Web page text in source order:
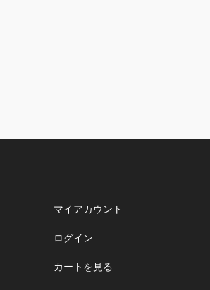
マイアカウント
ログイン
カートを見る